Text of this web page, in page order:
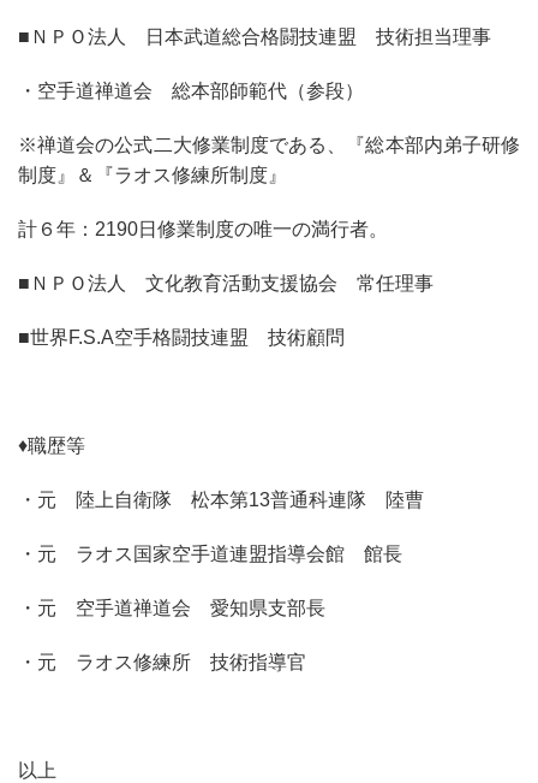
■ＮＰＯ法人 日本武道総合格闘技連盟 技術担当理事
・空手道禅道会 総本部師範代（参段）
※禅道会の公式二大修業制度である、『総本部内弟子研修
制度』＆『ラオス修練所制度』
計６年：2190日修業制度の唯一の満行者。
■ＮＰＯ法人 文化教育活動支援協会 常任理事
■世界F.S.A空手格闘技連盟 技術顧問
♦職歴等
・元 陸上自衛隊 松本第13普通科連隊 陸曹
・元 ラオス国家空手道連盟指導会館 館長
・元 空手道禅道会 愛知県支部長
・元 ラオス修練所 技術指導官
以上